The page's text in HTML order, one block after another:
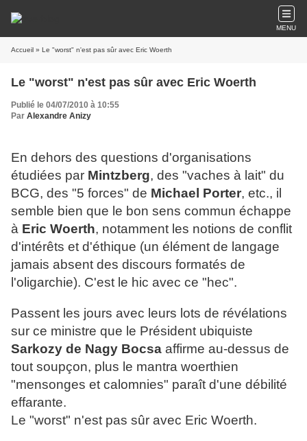
MENU
Accueil » Le "worst" n'est pas sûr avec Eric Woerth
Le "worst" n'est pas sûr avec Eric Woerth
Publié le 04/07/2010 à 10:55
Par Alexandre Anizy
En dehors des questions d'organisations
étudiées par Mintzberg, des "vaches à lait" du
BCG, des "5 forces" de Michael Porter, etc., il
semble bien que le bon sens commun échappe
à Eric Woerth, notamment les notions de conflit
d'intérêts et d'éthique (un élément de langage
jamais absent des discours formatés de
l'oligarchie). C'est le hic avec ce "hec".
Passent les jours avec leurs lots de révélations
sur ce ministre que le Président ubiquiste
Sarkozy de Nagy Bocsa affirme au-dessus de
tout soupçon, plus le mantra woerthien
"mensonges et calomnies" paraît d'une débilité
effarante.
Le "worst" n'est pas sûr avec Eric Woerth.